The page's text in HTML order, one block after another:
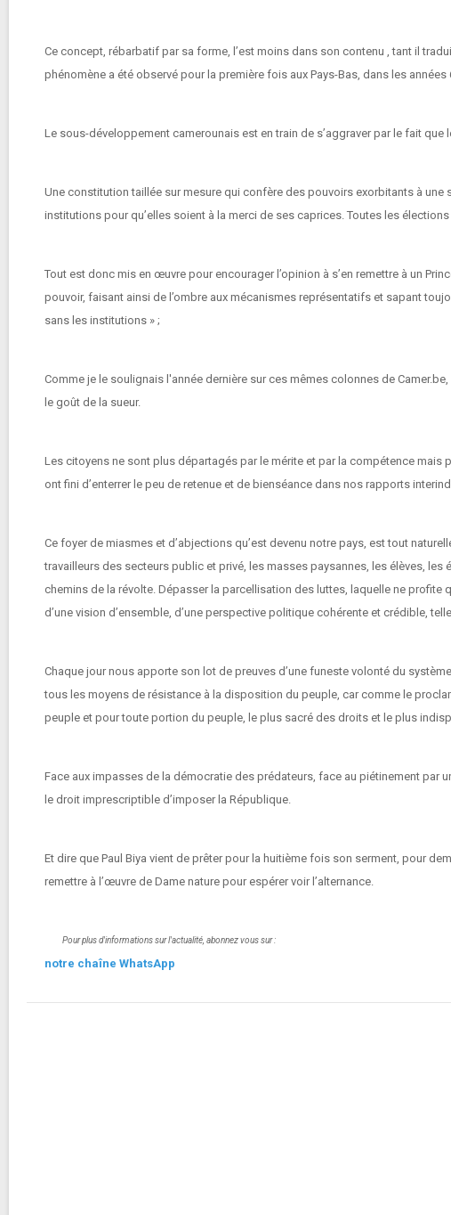
Ce concept, rébarbatif par sa forme, l’est moins dans son contenu , tant il
phénomène a été observé pour la première fois aux Pays-Bas, dans les années
Le sous-développement camerounais est en train de s’aggraver par le fait
Une constitution taillée sur mesure qui confère des pouvoirs exorbitants à une
institutions pour qu’elles soient à la merci de ses caprices. Toutes les
Tout est donc mis en œuvre pour encourager l’opinion à s’en remettre à un
pouvoir, faisant ainsi de l’ombre aux mécanismes représentatifs et sapant
sans les institutions » ;
Comme je le soulignais l'année dernière sur ces mêmes colonnes de
le goût de la sueur.
Les citoyens ne sont plus départagés par le mérite et par la compétence
ont fini d’enterrer le peu de retenue et de bienséance dans nos rapports
Ce foyer de miasmes et d’abjections qu’est devenu notre pays, est tout
travailleurs des secteurs public et privé, les masses paysannes, les élèves,
chemins de la révolte. Dépasser la parcellisation des luttes, laquelle ne profite
d’une vision d’ensemble, d’une perspective politique cohérente et crédible,
Chaque jour nous apporte son lot de preuves d’une funeste volonté du
tous les moyens de résistance à la disposition du peuple, car comme le
peuple et pour toute portion du peuple, le plus sacré des droits et le plus
Face aux impasses de la démocratie des prédateurs, face au piétinement
le droit imprescriptible d’imposer la République.
Et dire que Paul Biya vient de prêter pour la huitième fois son serment, pour
remettre à l’œuvre de Dame nature pour espérer voir l’alternance.
Pour plus d'informations sur l'actualité, abonnez vous sur :
notre chaîne WhatsApp